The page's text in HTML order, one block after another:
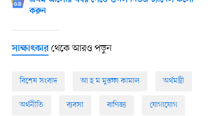
করুন
সাক্ষাৎকারথেকে আরও পড়ুন
বিশেষ সংবাদ আ হ ম মুস্তফা কামাল অর্থমন্ত্রী
অর্থনীতি ব্যবসা বাণিজ্য যোগাযোগ